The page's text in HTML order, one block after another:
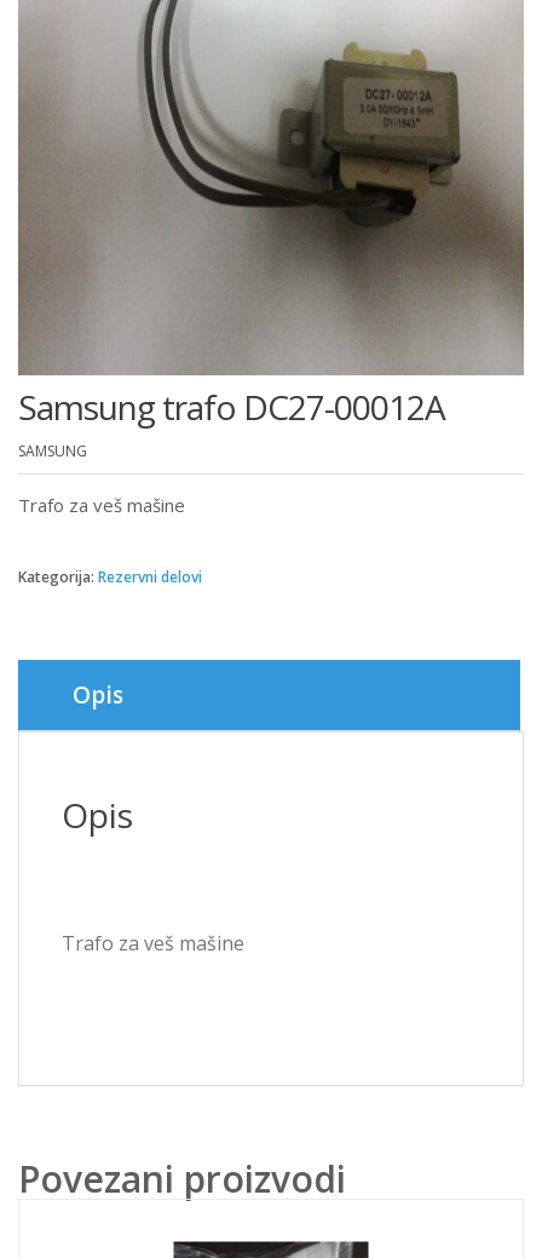
Samsung trafo DC27-00012A
SAMSUNG
Trafo za veš mašine
Kategorija: Rezervni delovi
Opis
Opis
Trafo za veš mašine
Povezani proizvodi